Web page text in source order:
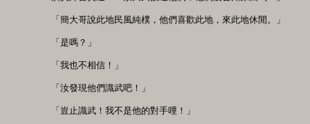
「簡大哥說此地民風純樸，他們喜歡此地，來此地休閒。」
「是嗎？」
「我也不相信！」
「汝發現他們識武吧！」
「豈止識武！我不是他的對手哩！」